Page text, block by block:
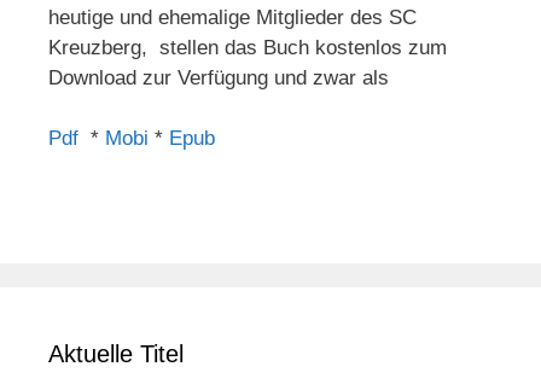
heutige und ehemalige Mitglieder des SC
Kreuzberg, stellen das Buch kostenlos zum
Download zur Verfügung und zwar als
Pdf * Mobi * Epub
Aktuelle Titel